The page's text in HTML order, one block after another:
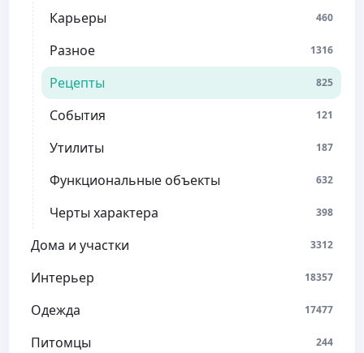
Карьеры 460
Разное 1316
Рецепты 825
События 121
Утилиты 187
Функциональные объекты 632
Черты характера 398
Дома и участки 3312
Интерьер 18357
Одежда 17477
Питомцы 244